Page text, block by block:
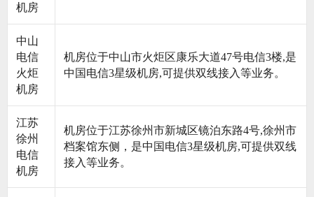
机房
中山
电信
火炬
机房
机房位于中山市火炬区康乐大道47号电信3楼,是
中国电信3星级机房,可提供双线接入等业务。
江苏
徐州
电信
机房
机房位于江苏徐州市新城区镜泊东路4号,徐州市
档案馆东侧，是中国电信3星级机房,可提供双线
接入等业务。